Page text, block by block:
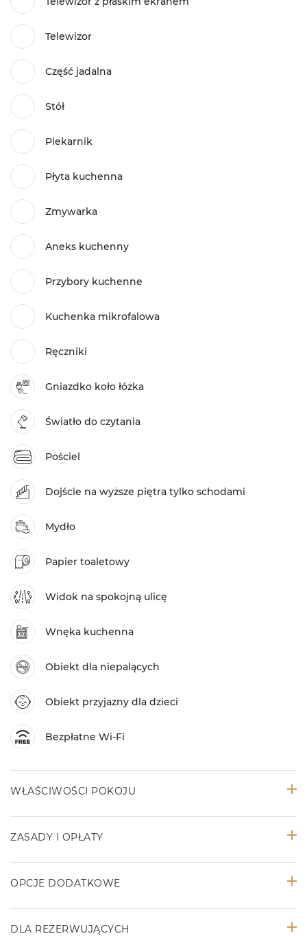
Telewizor
Część jadalna
Stół
Piekarnik
Płyta kuchenna
Zmywarka
Aneks kuchenny
Przybory kuchenne
Kuchenka mikrofalowa
Ręczniki
Gniazdko koło łóżka
Światło do czytania
Pościel
Dojście na wyższe piętra tylko schodami
Mydło
Papier toaletowy
Widok na spokojną ulicę
Wnęka kuchenna
Obiekt dla niepalących
Obiekt przyjazny dla dzieci
Bezpłatne Wi-Fi
WŁAŚCIWOŚCI POKOJU
ZASADY I OPŁATY
OPCJE DODATKOWE
DLA REZERWUJĄCYCH